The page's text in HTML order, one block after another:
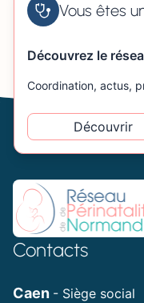
Vous êtes
Découvrez le
Coordination, actus,
Découvrir
Contacts
Caen - Siège social